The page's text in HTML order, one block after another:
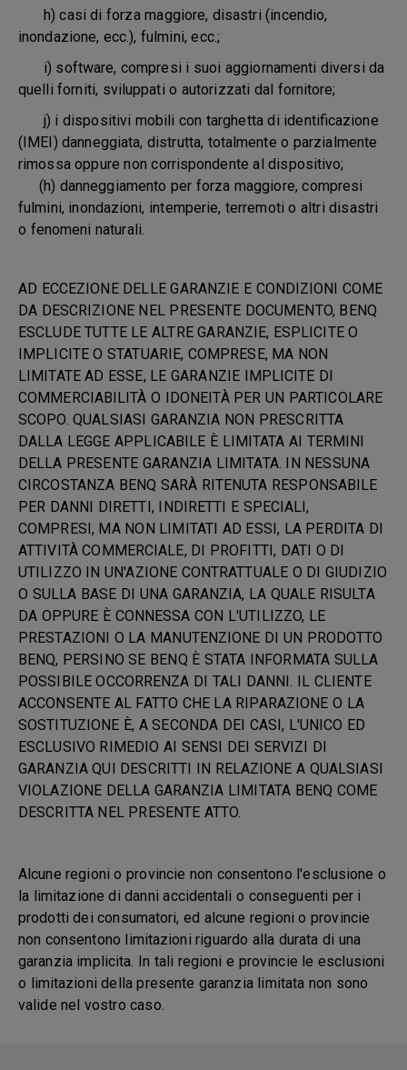
h) casi di forza maggiore, disastri (incendio,
inondazione, ecc.), fulmini, ecc.;
i) software, compresi i suoi aggiornamenti diversi da
quelli forniti, sviluppati o autorizzati dal fornitore;
j) i dispositivi mobili con targhetta di identificazione
(IMEI) danneggiata, distrutta, totalmente o parzialmente
rimossa oppure non corrispondente al dispositivo;
(h) danneggiamento per forza maggiore, compresi
fulmini, inondazioni, intemperie, terremoti o altri disastri
o fenomeni naturali.
AD ECCEZIONE DELLE GARANZIE E CONDIZIONI COME
DA DESCRIZIONE NEL PRESENTE DOCUMENTO, BENQ
ESCLUDE TUTTE LE ALTRE GARANZIE, ESPLICITE O
IMPLICITE O STATUARIE, COMPRESE, MA NON
LIMITATE AD ESSE, LE GARANZIE IMPLICITE DI
COMMERCIABILITÀ O IDONEITÀ PER UN PARTICOLARE
SCOPO. QUALSIASI GARANZIA NON PRESCRITTA
DALLA LEGGE APPLICABILE È LIMITATA AI TERMINI
DELLA PRESENTE GARANZIA LIMITATA. IN NESSUNA
CIRCOSTANZA BENQ SARÀ RITENUTA RESPONSABILE
PER DANNI DIRETTI, INDIRETTI E SPECIALI,
COMPRESI, MA NON LIMITATI AD ESSI, LA PERDITA DI
ATTIVITÀ COMMERCIALE, DI PROFITTI, DATI O DI
UTILIZZO IN UN'AZIONE CONTRATTUALE O DI GIUDIZIO
O SULLA BASE DI UNA GARANZIA, LA QUALE RISULTA
DA OPPURE È CONNESSA CON L'UTILIZZO, LE
PRESTAZIONI O LA MANUTENZIONE DI UN PRODOTTO
BENQ, PERSINO SE BENQ È STATA INFORMATA SULLA
POSSIBILE OCCORRENZA DI TALI DANNI. IL CLIENTE
ACCONSENTE AL FATTO CHE LA RIPARAZIONE O LA
SOSTITUZIONE È, A SECONDA DEI CASI, L'UNICO ED
ESCLUSIVO RIMEDIO AI SENSI DEI SERVIZI DI
GARANZIA QUI DESCRITTI IN RELAZIONE A QUALSIASI
VIOLAZIONE DELLA GARANZIA LIMITATA BENQ COME
DESCRITTA NEL PRESENTE ATTO.
Alcune regioni o provincie non consentono l'esclusione o
la limitazione di danni accidentali o conseguenti per i
prodotti dei consumatori, ed alcune regioni o provincie
non consentono limitazioni riguardo alla durata di una
garanzia implicita. In tali regioni e provincie le esclusioni
o limitazioni della presente garanzia limitata non sono
valide nel vostro caso.